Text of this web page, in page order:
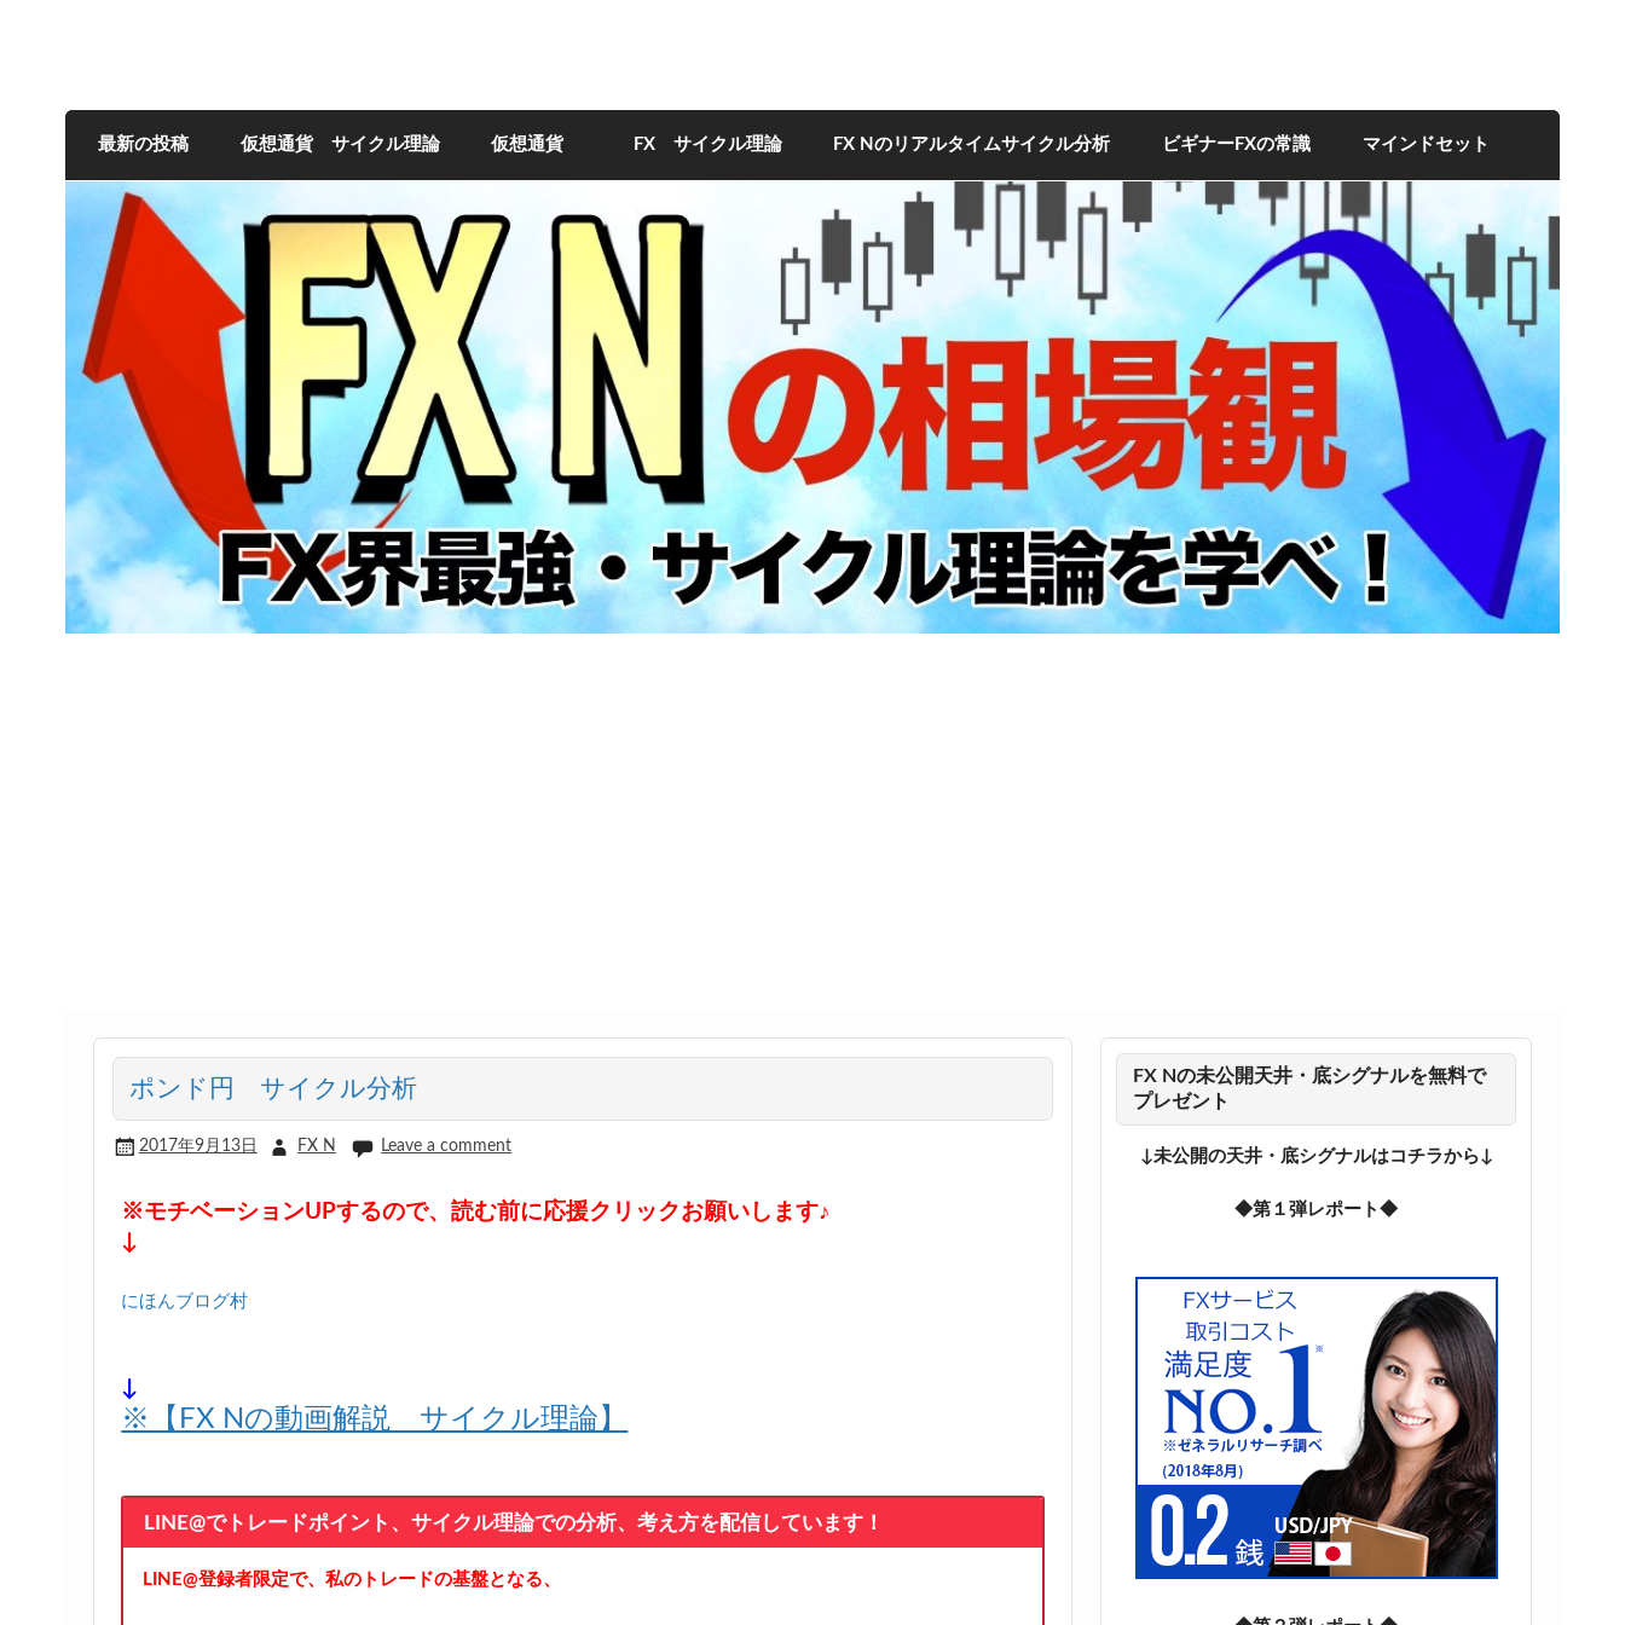
FXNの相場観
最新の投稿 仮想通貨 サイクル理論 仮想通貨 FX サイクル理論 FX Nのリアルタイムサイクル分析 ビギナーFXの常識 マインドセット
ポンド円 サイクル分析
2017年9月13日 FX N Leave a comment
※モチベーションUPするので、読む前に応援クリックお願いします♪
↓
にほんブログ村
↓
※【FX Nの動画解説 サイクル理論】
LINE@でトレードポイント、サイクル理論での分析、考え方を配信しています！
LINE@登録者限定で、私のトレードの基盤となる、
FX Nの未公開天井・底シグナルを無料で
プレゼント
↓未公開の天井・底シグナルはコチラから↓
◆第１弾レポート◆